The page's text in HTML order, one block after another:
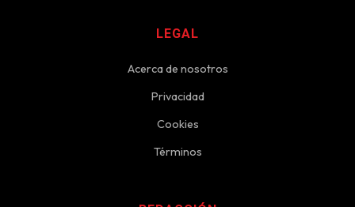
LEGAL
Acerca de nosotros
Privacidad
Cookies
Términos